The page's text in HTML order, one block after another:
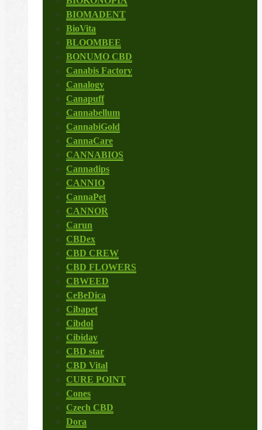
BIOMADENT
BioVita
BLOOMBEE
BONUMO CBD
Canabis Factory
Canalogy
Canapuff
Cannabellum
CannabiGold
CannaCare
CANNABIOS
Cannadips
CANNIO
CannaPet
CANNOR
Carun
CBDex
CBD CREW
CBD FLOWERS
CBWEED
CeBeDica
Cibapet
Cibdol
Cibiday
CBD star
CBD Vital
CURE POINT
Cones
Czech CBD
Dora